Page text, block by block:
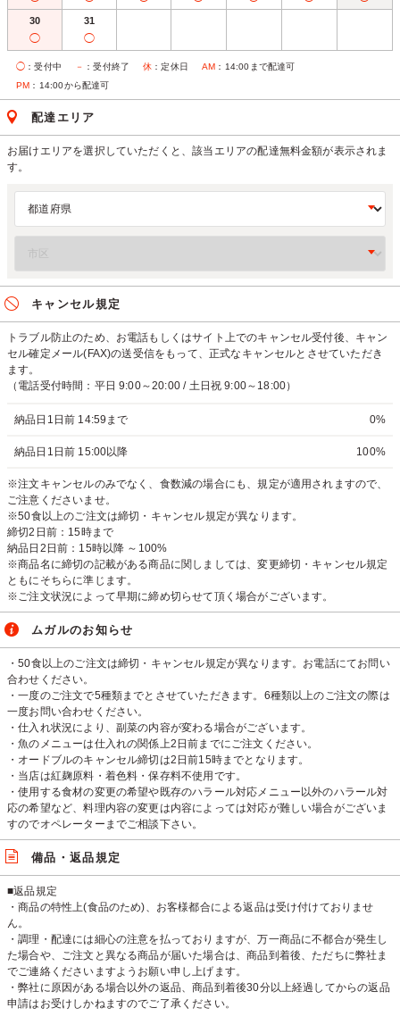
30
◯
31
◯
◯ ：受付中 － ：受付終了 休 ：定休日 AM ：14:00まで配達可
PM ：14:00から配達可
配達エリア
お届けエリアを選択していただくと、該当エリアの配達無料金額が表示されま
す。
キャンセル規定
トラブル防止のため、お電話もしくはサイト上でのキャンセル受付後、キャン
セル確定メール(FAX)の送受信をもって、正式なキャンセルとさせていただき
ます。
（電話受付時間：平日 9:00～20:00 / 土日祝 9:00～18:00）
納品日1日前 14:59まで 0%
納品日1日前 15:00以降 100%
※注文キャンセルのみでなく、食数減の場合にも、規定が適用されますので、
ご注意くださいませ。
※50食以上のご注文は締切・キャンセル規定が異なります。
締切2日前：15時まで
納品日2日前：15時以降 ～100%
※商品名に締切の記載がある商品に関しましては、変更締切・キャンセル規定
ともにそちらに準じます。
※ご注文状況によって早期に締め切らせて頂く場合がございます。
ムガルのお知らせ
・50食以上のご注文は締切・キャンセル規定が異なります。お電話にてお問い
合わせください。
・一度のご注文で5種類までとさせていただきます。6種類以上のご注文の際は
一度お問い合わせください。
・仕入れ状況により、副菜の内容が変わる場合がございます。
・魚のメニューは仕入れの関係上2日前までにご注文ください。
・オードブルのキャンセル締切は2日前15時までとなります。
・当店は紅麹原料・着色料・保存料不使用です。
・使用する食材の変更の希望や既存のハラール対応メニュー以外のハラール対
応の希望など、料理内容の変更は内容によっては対応が難しい場合がございま
すのでオペレーターまでご相談下さい。
備品・返品規定
■返品規定
・商品の特性上(食品のため)、お客様都合による返品は受け付けておりませ
ん。
・調理・配達には細心の注意を払っておりますが、万一商品に不都合が発生し
た場合や、ご注文と異なる商品が届いた場合は、商品到着後、ただちに弊社ま
でご連絡くださいますようお願い申し上げます。
・弊社に原因がある場合以外の返品、商品到着後30分以上経過してからの返品
申請はお受けしかねますのでご了承ください。